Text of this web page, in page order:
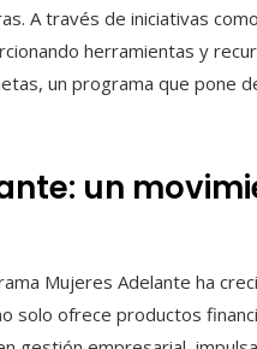
A través de iniciativas
herramientas y
un programa que pone
un
Mujeres Adelante ha
solo ofrece productos